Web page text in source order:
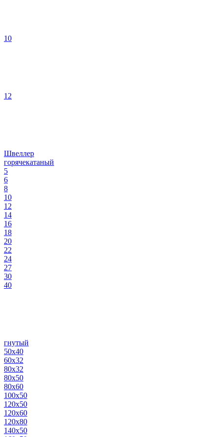
10
12
Швеллер
горячекатаный
5
6
8
10
12
14
16
18
20
22
24
27
30
40
гнутый
50х40
60х32
80х32
80х50
80х60
100х50
120х50
120х60
120х80
140х50